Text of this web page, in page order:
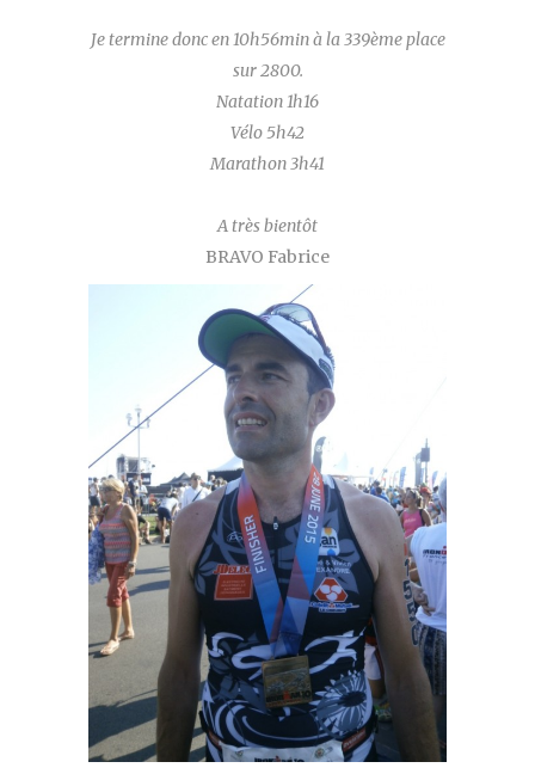
Je termine donc en 10h56min à la 339ème place
sur 2800.
Natation 1h16
Vélo 5h42
Marathon 3h41
A très bientôt
BRAVO Fabrice